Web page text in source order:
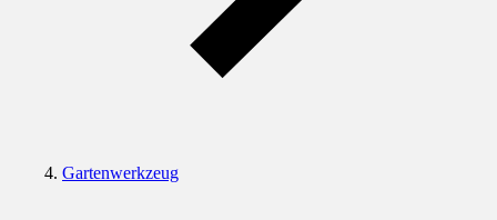
Gartenwerkzeug